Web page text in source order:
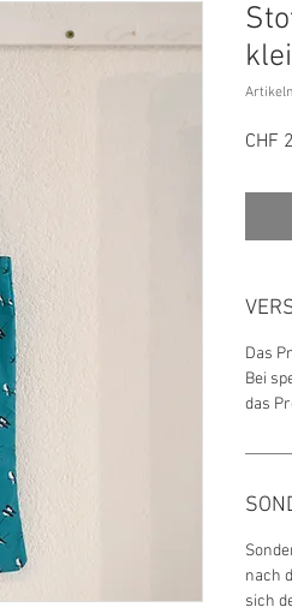
CHF
Das
Bei
das
nach
sich